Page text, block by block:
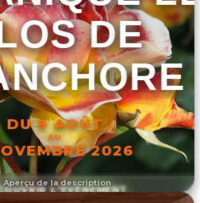
Aperçu de la description
DE
DU 9 AOÛT
AU
2026
L'ÉVÉNEMENT